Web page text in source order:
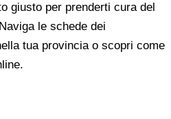
giusto per prenderti cura del
le schede dei
tua provincia o scopri come